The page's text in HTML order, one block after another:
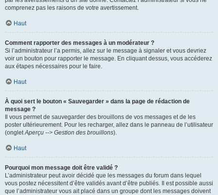
comprenez pas les raisons de votre avertissement.
Haut
Comment rapporter des messages à un modérateur ?
Si l’administrateur l’a permis, allez sur le message à signaler et vous devriez
voir un bouton pour rapporter le message. En cliquant dessus, vous accéderez
aux étapes nécessaires pour le faire.
Haut
À quoi sert le bouton « Sauvegarder » dans la page de rédaction de
message ?
Il vous permet de sauvegarder des brouillons de vos messages et de les
poster ultérieurement. Pour les recharger, allez dans le panneau de l’utilisateur
(ongletAperçu --> Gestion des brouillons).
Haut
Pourquoi mon message doit être validé ?
L’administrateur peut avoir décidé que les messages du forum dans lequel
vous postez nécessitent d’être validés avant d’être publiés. Il est possible aussi
que l’administrateur vous ait placé dans un groupe dont les messages doivent